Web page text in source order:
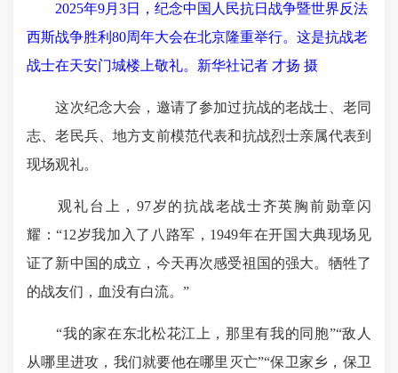
2025年9月3日，纪念中国人民抗日战争暨世界反法
西斯战争胜利80周年大会在北京隆重举行。这是抗战老
战士在天安门城楼上敬礼。新华社记者 才扬 摄
这次纪念大会，邀请了参加过抗战的老战士、老同
志、老民兵、地方支前模范代表和抗战烈士亲属代表到
现场观礼。
观礼台上，97岁的抗战老战士齐英胸前勋章闪
耀：“12岁我加入了八路军，1949年在开国大典现场见
证了新中国的成立，今天再次感受祖国的强大。牺牲了
的战友们，血没有白流。”
“我的家在东北松花江上，那里有我的同胞”“敌人
从哪里进攻，我们就要他在哪里灭亡”“保卫家乡，保卫